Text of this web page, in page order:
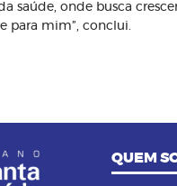
saúde, onde busca
para mim”, conclui.
QUEM